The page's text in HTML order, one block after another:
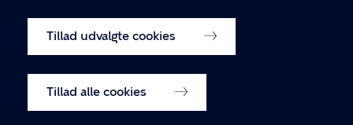
Tillad udvalgte cookies
Tillad alle cookies
Cookiepolitik
Cookieindstillinger